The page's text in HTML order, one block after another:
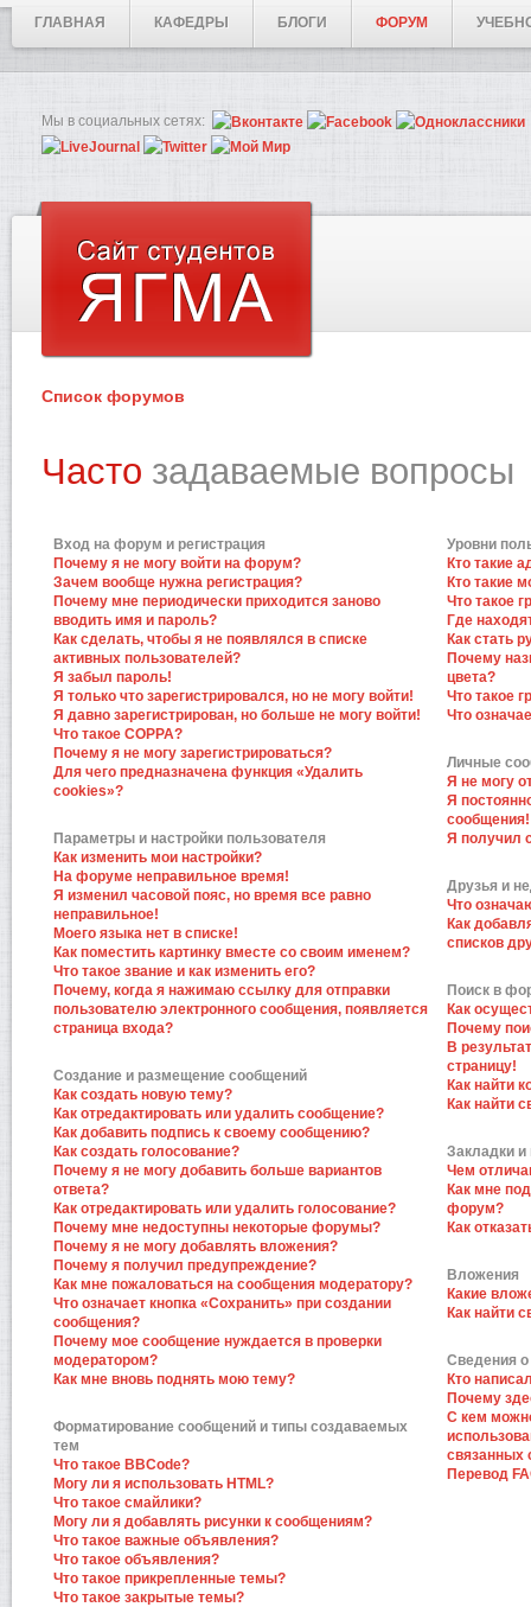
ГЛАВНАЯ КАФЕДРЫ БЛОГИ ФОРУМ
Мы в социальных сетях:
Список форумов
Часто задаваемые вопросы
Вход на форум и регистрация
Почему я не могу войти на форум?
Зачем вообще нужна регистрация?
Почему мне периодически приходится заново
вводить имя и пароль?
Как сделать, чтобы я не появлялся в списке
активных пользователей?
Я забыл пароль!
Я только что зарегистрировался, но не могу войти!
Я давно зарегистрирован, но больше не могу войти!
Что такое COPPA?
Почему я не могу зарегистрироваться?
Для чего предназначена функция «Удалить
cookies»?
Параметры и настройки пользователя
Как изменить мои настройки?
На форуме неправильное время!
Я изменил часовой пояс, но время все равно
неправильное!
Моего языка нет в списке!
Как поместить картинку вместе со своим именем?
Что такое звание и как изменить его?
Почему, когда я нажимаю ссылку для отправки
пользователю электронного сообщения, появляется
страница входа?
Создание и размещение сообщений
Как создать новую тему?
Как отредактировать или удалить сообщение?
Как добавить подпись к своему сообщению?
Как создать голосование?
Почему я не могу добавить больше вариантов
ответа?
Как отредактировать или удалить голосование?
Почему мне недоступны некоторые форумы?
Почему я не могу добавлять вложения?
Почему я получил предупреждение?
Как мне пожаловаться на сообщения модератору?
Что означает кнопка «Сохранить» при создании
сообщения?
Почему мое сообщение нуждается в проверки
модератором?
Как мне вновь поднять мою тему?
Форматирование сообщений и типы создаваемых
тем
Что такое BBCode?
Могу ли я использовать HTML?
Что такое смайлики?
Могу ли я добавлять рисунки к сообщениям?
Что такое важные объявления?
Что такое объявления?
Что такое прикрепленные темы?
Что такое закрытые темы?
Уровни
Кто такие
Кто такие
Что такое
Где
Как стать
Почему
цвета?
Что такое
Что
Личные
Я не могу
Я
сообщения!
Я получил
Друзья и
Что
Как
списков
Поиск в
Как
Почему
В
страницу!
Как найти
Как найти
Закладки и
Чем
Как мне
форум?
Как
Вложения
Какие
Как найти
Сведения о
Кто
Почему
С кем
связанных
Перевод